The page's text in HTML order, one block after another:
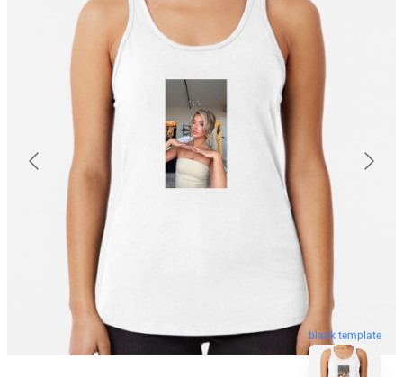
blank template